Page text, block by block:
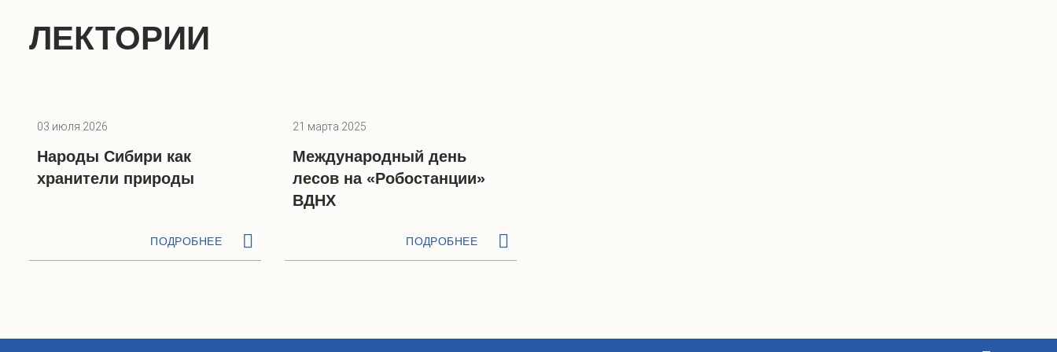
ЛЕКТОРИИ
03 июля 2026
Народы Сибири как
хранители природы
ПОДРОБНЕЕ
21 марта 2025
Международный день
лесов на «Робостанции»
ВДНХ
ПОДРОБНЕЕ